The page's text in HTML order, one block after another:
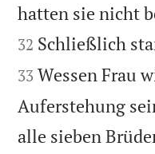
hatten sie nicht
32 Schließlich
33 Wessen Frau
Auferstehung
alle sieben